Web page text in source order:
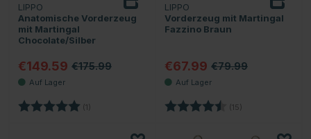
LIPPO
Anatomische Vorderzeug
mit Martingal
Chocolate/Silber
€149.59 €175.99
Bewertung: (1)
LIPPO
Vorderzeug mit Martingal
Fazzino Braun
€67.99 €79.99
Bewertung: (15)